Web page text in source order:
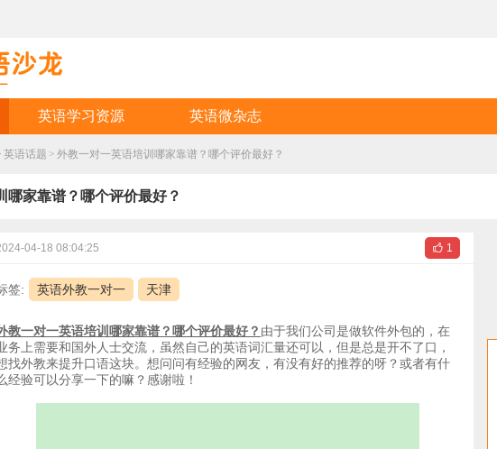
英语学习资源 英语微杂志
英语话题 > 外教一对一英语培训哪家靠谱？哪个评价最好？
哪家靠谱？哪个评价最好？
 1
04-18 08:04:25
签: 英语外教一对一 天津
教一对一英语培训哪家靠谱？哪个评价最好？ 由于我们公司是做软件外包的，在
务上需要和国外人士交流，虽然自己的英语词汇量还可以，但是总是开不了口，
找外教来提升口语这块。想问问有经验的网友，有没有好的推荐的呀？或者有什
经验可以分享一下的嘛？感谢啦！